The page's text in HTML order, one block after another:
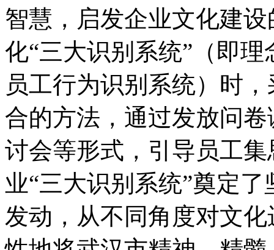
智慧，启发企业文化建
化“三大识别系统”（即
员工行为识别系统）时
合的方法，通过发放问
讨会等形式，引导员工
业“三大识别系统”奠定
发动，从不同角度对文